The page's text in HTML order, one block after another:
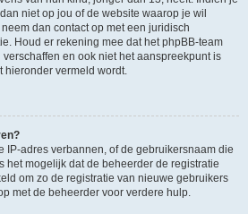
niet op jou of de website waarop je wil
dan contact op met een juridisch
Houd er rekening mee dat het phpBB-team
en ook niet het aanspreekpunt is
hieronder vermeld wordt.
IP-adres verbannen, of de gebruikersnaam die
het mogelijk dat de beheerder de registratie
om zo de registratie van nieuwe gebruikers
met de beheerder voor verdere hulp.